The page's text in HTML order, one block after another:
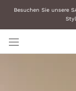
überspringen
Besuchen Sie unsere